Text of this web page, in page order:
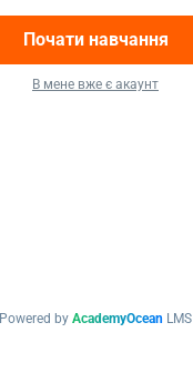
Почати навчання
В мене вже є акаунт
Powered by AcademyOcean LMS